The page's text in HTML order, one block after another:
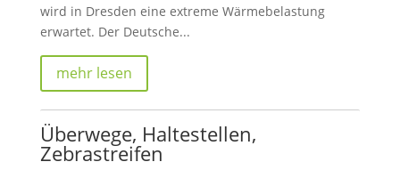
wird in Dresden eine extreme Wärmebelastung
erwartet. Der Deutsche...
mehr lesen
Überwege, Haltestellen,
Zebrastreifen